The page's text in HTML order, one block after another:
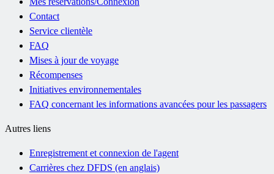
Contact
Service clientèle
FAQ
Mises à jour de voyage
Récompenses
Initiatives environnementales
FAQ concernant les informations avancées pour les passagers
Autres liens
Enregistrement et connexion de l'agent
Carrières chez DFDS (en anglais)